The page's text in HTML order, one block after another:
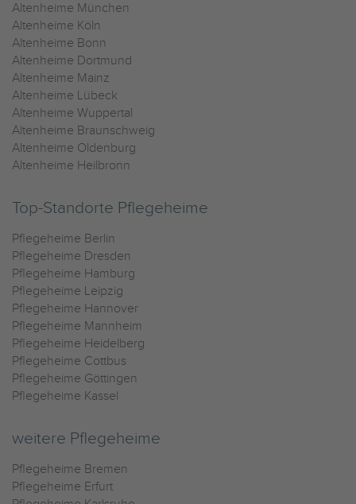
Altenheime München
Altenheime Köln
Altenheime Bonn
Altenheime Dortmund
Altenheime Mainz
Altenheime Lübeck
Altenheime Wuppertal
Altenheime Braunschweig
Altenheime Oldenburg
Altenheime Heilbronn
Top-Standorte Pflegeheime
Pflegeheime Berlin
Pflegeheime Dresden
Pflegeheime Hamburg
Pflegeheime Leipzig
Pflegeheime Hannover
Pflegeheime Mannheim
Pflegeheime Heidelberg
Pflegeheime Cottbus
Pflegeheime Göttingen
Pflegeheime Kassel
weitere Pflegeheime
Pflegeheime Bremen
Pflegeheime Erfurt